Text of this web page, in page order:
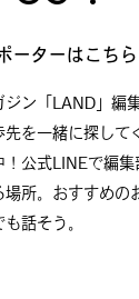
やっぱり○○
イベント
ーターはこちら
ジン「LAND」編
先を一緒に探して
！公式LINEで編
場所。おすすめの
話そう。